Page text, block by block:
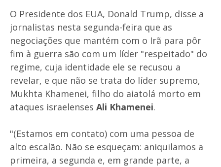
O Presidente dos EUA, Donald Trump, disse a
jornalistas nesta segunda-feira que as
negociações que mantém com o Irã para pôr
fim à guerra são com um líder "respeitado" do
regime, cuja identidade ele se recusou a
revelar, e que não se trata do líder supremo,
Mukhta Khamenei, filho do aiatolá morto em
ataques israelenses Ali Khamenei.
"(Estamos em contato) com uma pessoa de
alto escalão. Não se esqueçam: aniquilamos a
primeira, a segunda e, em grande parte, a